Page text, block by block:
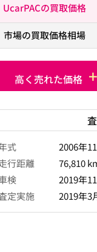
UcarPACの買取価格
市場の買取価格相場
高く売れた価格
式
2006年
行距離
76,810
検
2019年
定実施
2019年3